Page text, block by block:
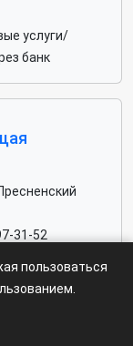
услуги/
банк
31-52
17:30, Сб:
пользоваться